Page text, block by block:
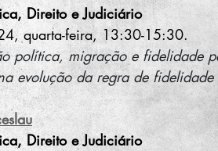
Direito e Judiciário
quarta-feira, 13:30-15:30.
política, migração e fidelidade
evolução da regra de fidelidade
Direito e Judiciário